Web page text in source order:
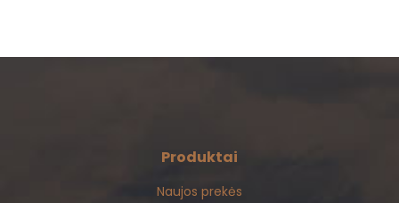
Produktai
Naujos prekės